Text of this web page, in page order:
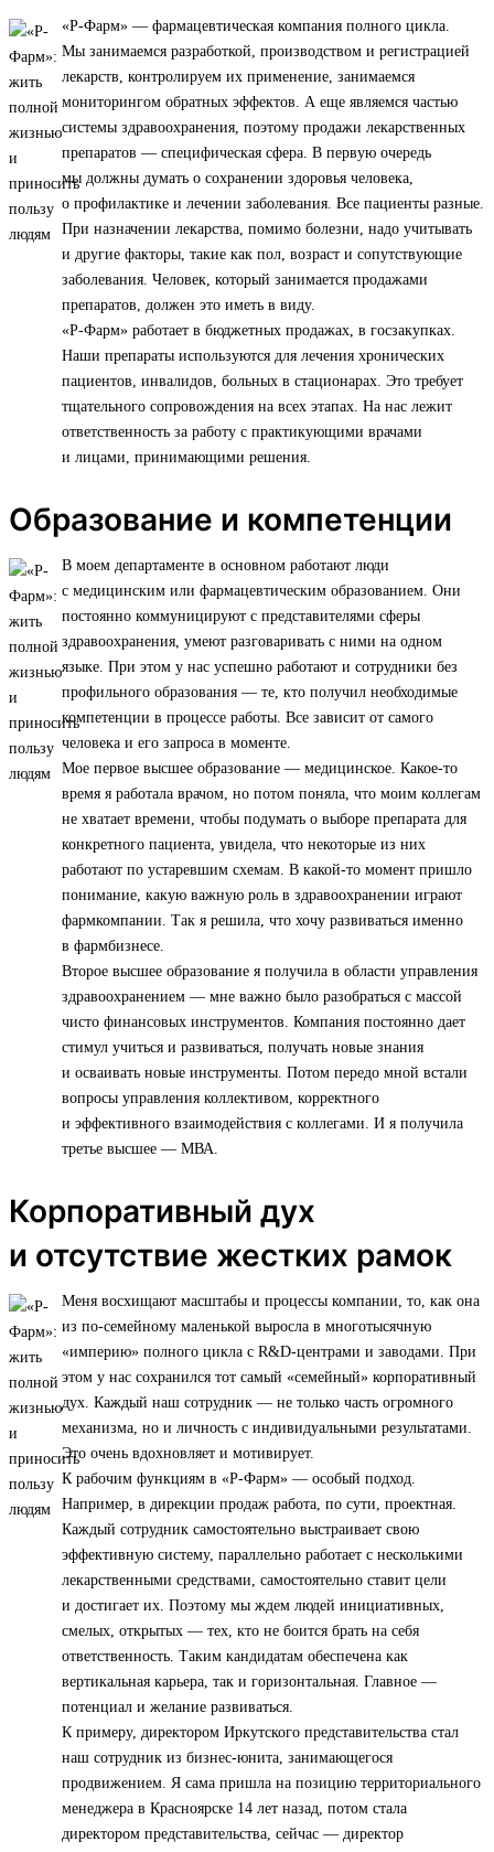
«Р-Фарм» — фармацевтическая компания полного цикла.
Мы занимаемся разработкой, производством и регистрацией
лекарств, контролируем их применение, занимаемся
мониторингом обратных эффектов. А еще являемся частью
системы здравоохранения, поэтому продажи лекарственных
препаратов — специфическая сфера. В первую очередь
мы должны думать о сохранении здоровья человека,
о профилактике и лечении заболевания. Все пациенты разные.
При назначении лекарства, помимо болезни, надо учитывать
и другие факторы, такие как пол, возраст и сопутствующие
заболевания. Человек, который занимается продажами
препаратов, должен это иметь в виду.
«Р-Фарм» работает в бюджетных продажах, в госзакупках.
Наши препараты используются для лечения хронических
пациентов, инвалидов, больных в стационарах. Это требует
тщательного сопровождения на всех этапах. На нас лежит
ответственность за работу с практикующими врачами
и лицами, принимающими решения.
Образование и компетенции
В моем департаменте в основном работают люди
с медицинским или фармацевтическим образованием. Они
постоянно коммуницируют с представителями сферы
здравоохранения, умеют разговаривать с ними на одном
языке. При этом у нас успешно работают и сотрудники без
профильного образования — те, кто получил необходимые
компетенции в процессе работы. Все зависит от самого
человека и его запроса в моменте.
Мое первое высшее образование — медицинское. Какое-то
время я работала врачом, но потом поняла, что моим коллегам
не хватает времени, чтобы подумать о выборе препарата для
конкретного пациента, увидела, что некоторые из них
работают по устаревшим схемам. В какой-то момент пришло
понимание, какую важную роль в здравоохранении играют
фармкомпании. Так я решила, что хочу развиваться именно
в фармбизнесе.
Второе высшее образование я получила в области управления
здравоохранением — мне важно было разобраться с массой
чисто финансовых инструментов. Компания постоянно дает
стимул учиться и развиваться, получать новые знания
и осваивать новые инструменты. Потом передо мной встали
вопросы управления коллективом, корректного
и эффективного взаимодействия с коллегами. И я получила
третье высшее — МВА.
Корпоративный дух
и отсутствие жестких рамок
Меня восхищают масштабы и процессы компании, то, как она
из по-семейному маленькой выросла в многотысячную
«империю» полного цикла с R&D-центрами и заводами. При
этом у нас сохранился тот самый «семейный» корпоративный
дух. Каждый наш сотрудник — не только часть огромного
механизма, но и личность с индивидуальными результатами.
Это очень вдохновляет и мотивирует.
К рабочим функциям в «Р-Фарм» — особый подход.
Например, в дирекции продаж работа, по сути, проектная.
Каждый сотрудник самостоятельно выстраивает свою
эффективную систему, параллельно работает с несколькими
лекарственными средствами, самостоятельно ставит цели
и достигает их. Поэтому мы ждем людей инициативных,
смелых, открытых — тех, кто не боится брать на себя
ответственность. Таким кандидатам обеспечена как
вертикальная карьера, так и горизонтальная. Главное —
потенциал и желание развиваться.
К примеру, директором Иркутского представительства стал
наш сотрудник из бизнес-юнита, занимающегося
продвижением. Я сама пришла на позицию территориального
менеджера в Красноярске 14 лет назад, потом стала
директором представительства, сейчас — директор